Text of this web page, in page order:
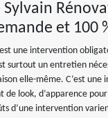
Sylvain
et 100
une intervention
surtout un entretien
elle-même. C’est
de look, d’apparence
d’une intervention